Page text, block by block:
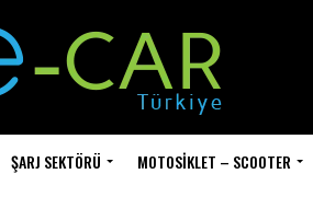
ŞARJ SEKTÖRÜ MOTOSIKLET – SCOOTER